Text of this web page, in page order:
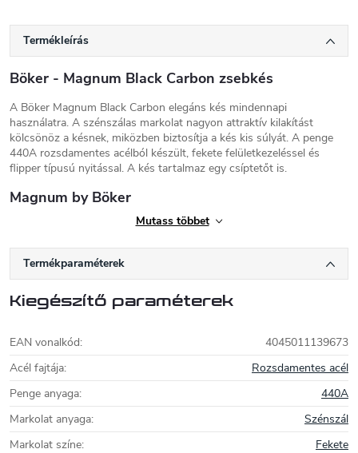
Termékleírás
Böker - Magnum Black Carbon zsebkés
A Böker Magnum Black Carbon elegáns kés mindennapi
használatra. A szénszálas markolat nagyon attraktív kilakítást
kölcsönöz a késnek, miközben biztosítja a kés kis súlyát. A penge
440A rozsdamentes acélból készült, fekete felületkezeléssel és
flipper típusú nyitással. A kés tartalmaz egy csíptetőt is.
Magnum by Böker
A Böker cég hosszú története a 17. század
szerszámgyártót előléptették a kard- és
késgyártóvá. Azóta a vállalat Németországban virágzik, és jelenleg
márka késeket gyárt Tajvanon és Kínában, biztosítva a Böker
és munkára tervezték, elegáns kialakítású és megfizethető áron. A
Magnum by Böker verhetetlen ár / minőség / teljesítmény arányt
mutat.
Mutass többet
Termékparaméterek
Kiegészítő paraméterek
EAN vonalkód:
4045011139673
Acél fajtája:
Rozsdamentes acél
Penge anyaga:
440A
Markolat anyaga:
Szénszál
Markolat színe:
Fekete